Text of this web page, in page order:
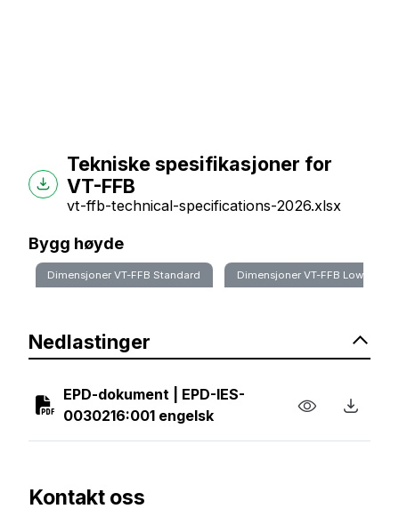
Tekniske spesifikasjoner for
VT-FFB
vt-ffb-technical-specifications-2026.xlsx
Bygg høyde
Dimensjoner VT-FFB Standard Dimensjoner VT-FFB Low
Nedlastinger
EPD-dokument | EPD-IES-
0030216:001 engelsk
Kontakt oss